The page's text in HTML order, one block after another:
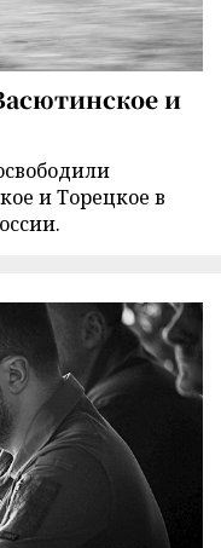
и
и Торецкое в